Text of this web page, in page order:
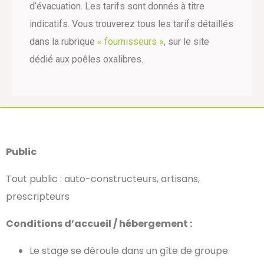
d’évacuation. Les tarifs sont donnés à titre
indicatifs. Vous trouverez tous les tarifs détaillés
dans la rubrique « fournisseurs », sur le site
dédié aux poêles oxalibres.
Public
Tout public : auto-constructeurs, artisans,
prescripteurs
Conditions d’accueil / hébergement :
Le stage se déroule dans un gîte de groupe.